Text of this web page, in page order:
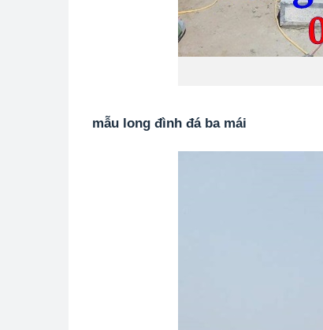
mẫu long đình đá ba mái